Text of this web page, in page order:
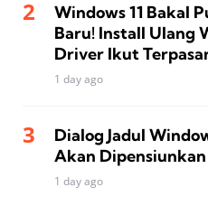
Windows 11 Bakal
Baru! Install Ulang
Driver Ikut
1 day ago
Dialog Jadul
Akan Dipensiunkan
1 day ago